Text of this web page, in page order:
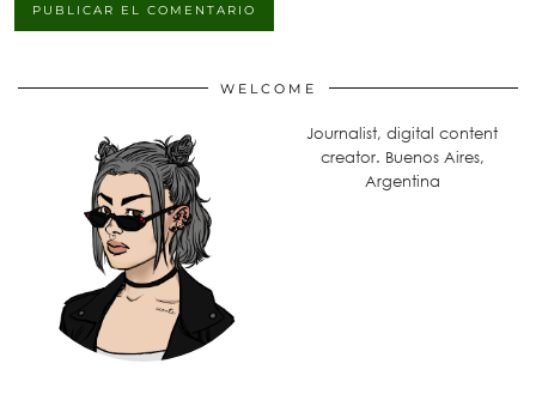
WELCOME
Journalist, digital content
creator. Buenos Aires,
Argentina